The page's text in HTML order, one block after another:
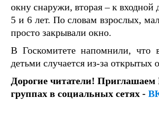
окну снаружи, вторая – к
5 и 6 лет. По словам взрослых,
просто закрывали окно.
В Госкомитете напомнили, что
детьми случается из-за открытых
Дорогие читатели!
группах в социальных сетях -